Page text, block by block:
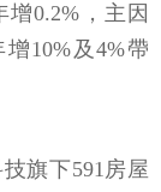
0.2%，主因
10%及4%帶
旗下591房屋